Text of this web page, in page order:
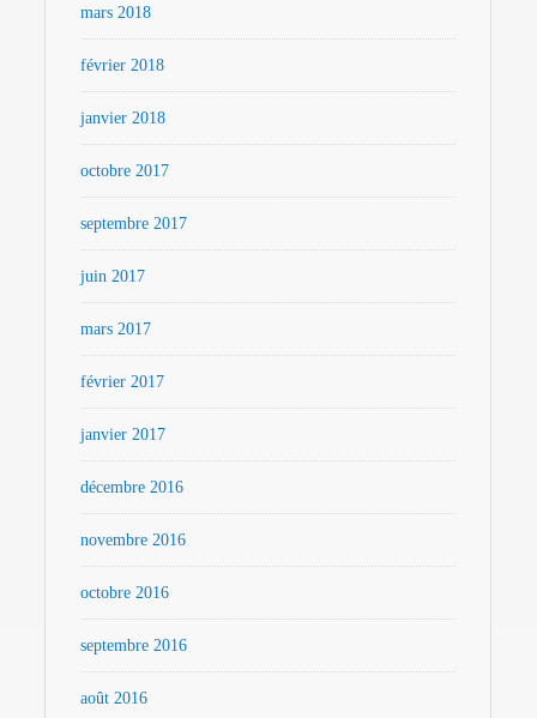
mars 2018
février 2018
janvier 2018
octobre 2017
septembre 2017
juin 2017
mars 2017
février 2017
janvier 2017
décembre 2016
novembre 2016
octobre 2016
septembre 2016
août 2016